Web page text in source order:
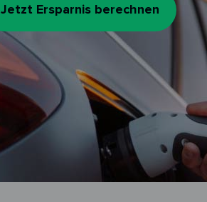
Jetzt Ersparnis berechnen